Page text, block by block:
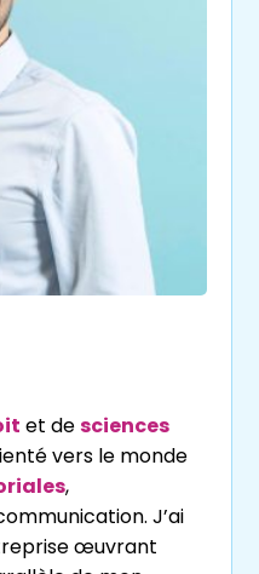
et desciences
vers le monde
,
J’ai
œuvrant